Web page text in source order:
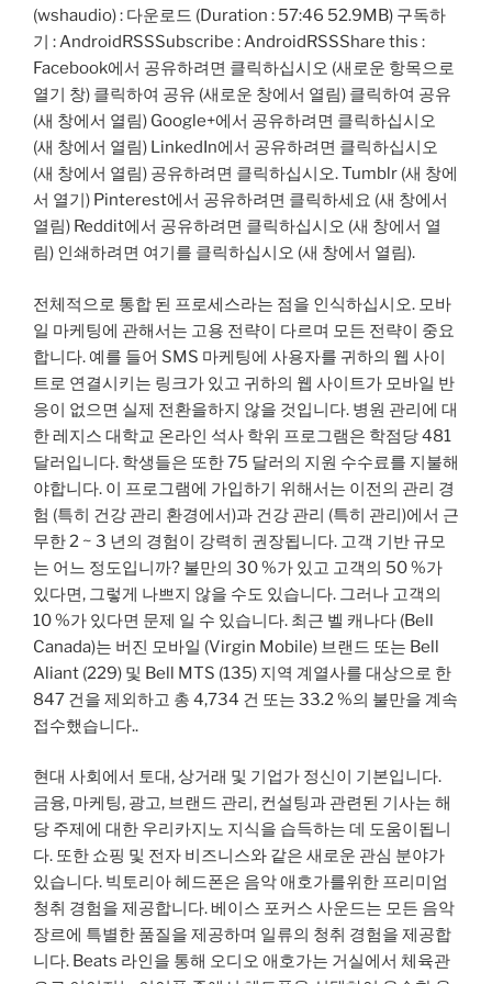
(wshaudio) : 다운로드 (Duration : 57:46 52.9MB) 구독하
기 : AndroidRSSSubscribe : AndroidRSSShare this :
Facebook에서 공유하려면 클릭하십시오 (새로운 항목으로
열기 창) 클릭하여 공유 (새로운 창에서 열림) 클릭하여 공유
(새 창에서 열림) Google+에서 공유하려면 클릭하십시오
(새 창에서 열림) LinkedIn에서 공유하려면 클릭하십시오
(새 창에서 열림) 공유하려면 클릭하십시오. Tumblr (새 창에
서 열기) Pinterest에서 공유하려면 클릭하세요 (새 창에서
열림) Reddit에서 공유하려면 클릭하십시오 (새 창에서 열
림) 인쇄하려면 여기를 클릭하십시오 (새 창에서 열림).
전체적으로 통합 된 프로세스라는 점을 인식하십시오. 모바
일 마케팅에 관해서는 고용 전략이 다르며 모든 전략이 중요
합니다. 예를 들어 SMS 마케팅에 사용자를 귀하의 웹 사이
트로 연결시키는 링크가 있고 귀하의 웹 사이트가 모바일 반
응이 없으면 실제 전환을하지 않을 것입니다. 병원 관리에 대
한 레지스 대학교 온라인 석사 학위 프로그램은 학점당 481
달러입니다. 학생들은 또한 75 달러의 지원 수수료를 지불해
야합니다. 이 프로그램에 가입하기 위해서는 이전의 관리 경
험 (특히 건강 관리 환경에서)과 건강 관리 (특히 관리)에서 근
무한 2 ~ 3 년의 경험이 강력히 권장됩니다. 고객 기반 규모
는 어느 정도입니까? 불만의 30 %가 있고 고객의 50 %가
있다면, 그렇게 나쁘지 않을 수도 있습니다. 그러나 고객의
10 %가 있다면 문제 일 수 있습니다. 최근 벨 캐나다 (Bell
Canada)는 버진 모바일 (Virgin Mobile) 브랜드 또는 Bell
Aliant (229) 및 Bell MTS (135) 지역 계열사를 대상으로 한
847 건을 제외하고 총 4,734 건 또는 33.2 %의 불만을 계속
접수했습니다..
현대 사회에서 토대, 상거래 및 기업가 정신이 기본입니다.
금융, 마케팅, 광고, 브랜드 관리, 컨설팅과 관련된 기사는 해
당 주제에 대한 우리카지노 지식을 습득하는 데 도움이됩니
다. 또한 쇼핑 및 전자 비즈니스와 같은 새로운 관심 분야가
있습니다. 빅토리아 헤드폰은 음악 애호가를위한 프리미엄
청취 경험을 제공합니다. 베이스 포커스 사운드는 모든 음악
장르에 특별한 품질을 제공하며 일류의 청취 경험을 제공합
니다. Beats 라인을 통해 오디오 애호가는 거실에서 체육관